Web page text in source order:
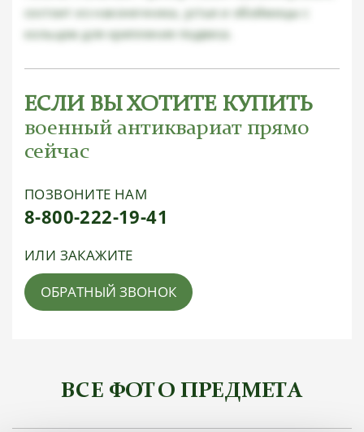
состоит из наконечника, устья и обоймицы с
кольцом для крепления подвеса.
ЕСЛИ ВЫ ХОТИТЕ КУПИТЬ
военный антиквариат прямо
сейчас
ПОЗВОНИТЕ НАМ
8-800-222-19-41
ИЛИ ЗАКАЖИТЕ
ОБРАТНЫЙ ЗВОНОК
ВСЕ ФОТО ПРЕДМЕТА